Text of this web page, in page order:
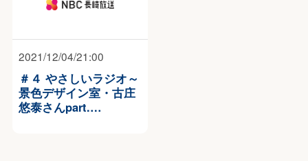
2021/12/04/21:00
＃４ やさしいラジオ～
景色デザイン室・古庄
悠泰さんpart.…